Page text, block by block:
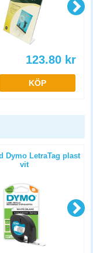
123.80 kr
KÖP
Dymo LetraTag plast
vit